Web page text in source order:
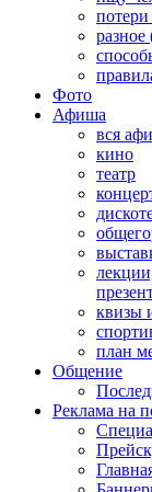
разное
Фото
Афиша
вся
кино
театр
квизы
план
Общение
Реклама на